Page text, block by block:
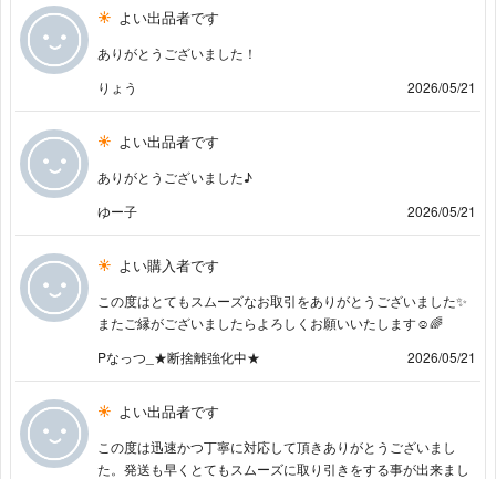
よい出品者です
ありがとうございました！
りょう
2026/05/21
よい出品者です
ありがとうございました♪
ゆー子
2026/05/21
よい購入者です
この度はとてもスムーズなお取引をありがとうございました✨
またご縁がございましたらよろしくお願いいたします☺️🌈
Pなっつ_★断捨離強化中★
2026/05/21
よい出品者です
この度は迅速かつ丁寧に対応して頂きありがとうございまし
た。発送も早くとてもスムーズに取り引きをする事が出来まし